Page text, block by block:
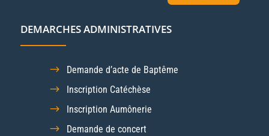
DEMARCHES ADMINISTRATIVES
Demande d’acte de Baptême
Inscription Catéchèse
Inscription Aumônerie
Demande de concert